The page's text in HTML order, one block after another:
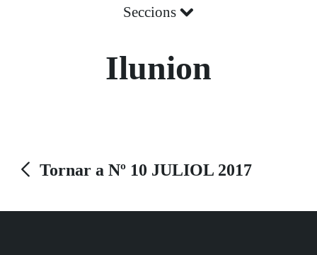
Seccions
Ilunion
Tornar a Nº 10 JULIOL 2017